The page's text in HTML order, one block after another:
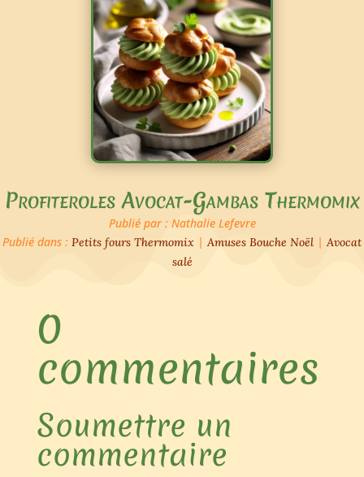
Profiteroles Avocat-Gambas Thermomix
Publié par : Nathalie Lefevre
Publié dans : Petits fours Thermomix | Amuses Bouche Noël | Avocat
salé
0
commentaires
Soumettre un
commentaire